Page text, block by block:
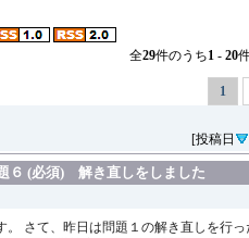
全29件のうち1- 20
1
[投稿日
６ (必須) 解き直しをしました
。 さて、昨日は問題１の解き直しを行